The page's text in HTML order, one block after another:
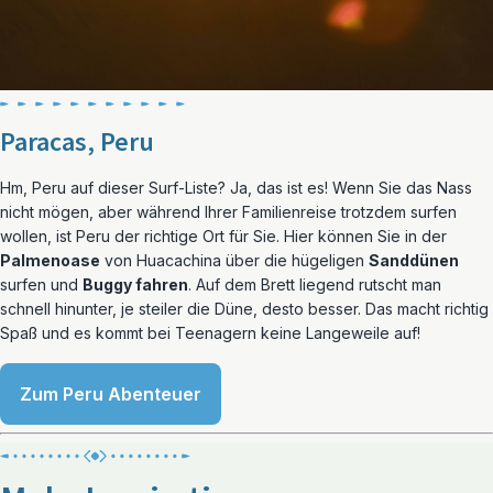
Paracas, Peru
Hm, Peru auf dieser Surf-Liste? Ja, das ist es! Wenn Sie das Nass
nicht mögen, aber während Ihrer Familienreise trotzdem surfen
wollen, ist Peru der richtige Ort für Sie. Hier können Sie in der
Palmenoase von Huacachina über die hügeligen Sanddünen
surfen und Buggy fahren. Auf dem Brett liegend rutscht man
schnell hinunter, je steiler die Düne, desto besser. Das macht richtig
Spaß und es kommt bei Teenagern keine Langeweile auf!
Zum Peru Abenteuer